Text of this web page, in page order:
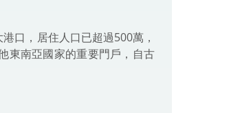
口，居住人口已超過500萬，
東南亞國家的重要門戶，自古